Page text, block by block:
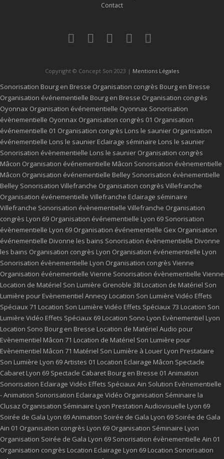
Contact
Copyright © Concept Son 2023 | Mentions Légales
Sonorisation Bourg en Bresse Organisation congrès Bourg en Bresse
Organisation événementielle Bourg en Bresse Organisation congrès
Oyonnax Organisation événementielle Oyonnax Sonorisation
évènementielle Oyonnax Organisation congrès 01 Organisation
événementielle 01 Organisation congrès Lons le saunier Organisation
événementielle Lons le saunier Eclairage séminaire Lons le saunier
Sonorisation évènementielle Lons le saunier Organisation congrès
Mâcon Organisation événementielle Mâcon Sonorisation évènementielle
Mâcon Organisation événementielle Belley Sonorisation évènementielle
Belley Sonorisation Villefranche Organisation congrès Villefranche
Organisation événementielle Villefranche Eclairage séminaire
Villefranche Sonorisation évènementielle Villefranche Organisation
congrès Lyon 69 Organisation événementielle Lyon 69 Sonorisation
évènementielle Lyon 69 Organisation événementielle Gex Organisation
événementielle Divonne les bains Sonorisation évènementielle Divonne
les bains Organisation congrès Lyon Organisation événementielle Lyon
Sonorisation évènementielle Lyon Organisation congrès Vienne
Organisation événementielle Vienne Sonorisation évènementielle Vienne
Location de Matériel Son Lumière Grenoble 38 Location de Matériel Son
Lumière pour Evènementiel Annecy Location Son Lumière Vidéo Effets
Spéciaux 71 Location Son Lumière Vidéo Effets Spéciaux 73 Location Son
Lumière Vidéo Effets Spéciaux 69 Location Sono Lyon Evènementiel Lyon
Location Sono Bourg en Bresse Location de Matériel Audio pour
Evènementiel Mâcon 71 Location de Matériel Son Lumière pour
Evènementiel Mâcon 71 Matériel Son Lumière à Louer Lyon Prestataire
Son Lumière Lyon 69Artistes 01 Location Eclairage Mâcon Spectacle
Cabaret Lyon 69 Spectacle Cabaret Bourg en Bresse 01 Animation
Sonorisation Eclairage Vidéo Effets Spéciaux Ain Solution Evènementielle
- Animation Sonorisation Eclairage Vidéo Organisation Séminaire la
Clusaz Organisation Séminaire Lyon Prestation Audiovisuelle Lyon 69
Soirée de Gala Lyon 69Animation Soirée de Gala Lyon 69 Soirée de Gala
Ain 01 Organisation congrès Lyon 69 Organisation Séminaire Lyon
Organisation Soirée de Gala Lyon 69 Sonorisation évènementielle Ain 01
Organisation congrès Location Eclairage Lyon 69 Location Sonorisation